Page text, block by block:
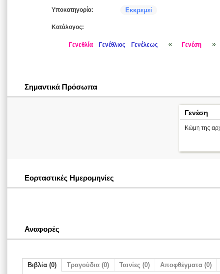
Υποκατηγορία: Εκκρεμεί
Κατάλογος:
Γενεθλία Γενέθλιος Γενέλεως « Γενέση »
Σημαντικά Πρόσωπα
Γενέση
Κώμη της
Εορταστικές Ημερομηνίες
Αναφορές
Βιβλία (0) Τραγούδια (0) Ταινίες (0) Αποφθέγματα (0)